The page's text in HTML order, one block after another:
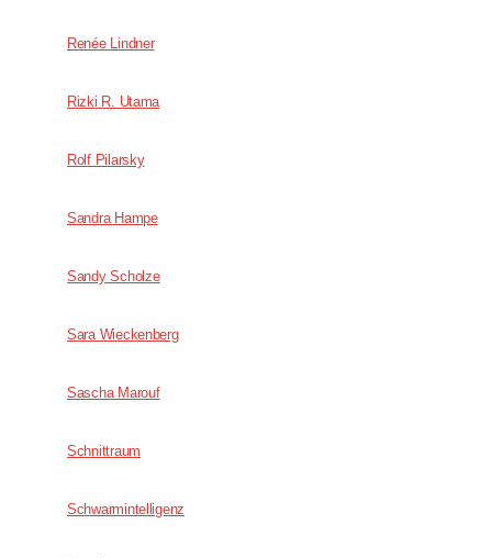
Renée ­Lindner
Rizki R. Utama
Rolf Pilarsky
Sandra Hampe
Sandy Scholze
Sara Wieckenberg
Sascha Marouf
Schnittraum
Schwarmintelligenz